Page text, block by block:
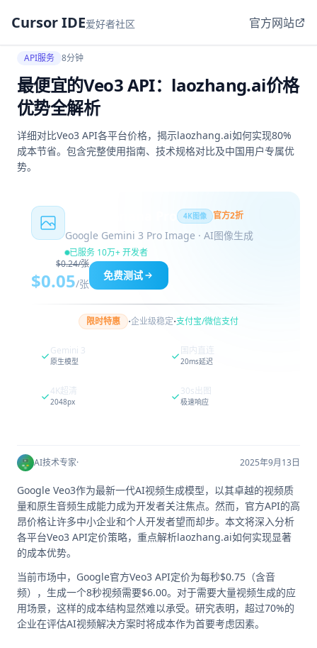
Cursor IDE爱好者社区 官方网站
API服务 8分钟
最便宜的Veo3 API：laozhang.ai价格
优势全解析
详细对比Veo3 API各平台价格，揭示laozhang.ai如何实现80%
成本节省。包含完整使用指南、技术规格对比及中国用户专属优
势。
4K图像 官方2折
Google Gemini 3 Pro Image · AI图像生成
已服务 10万+ 开发者
$0.24/张
$0.05/张
免费测试
限时特惠 ·企业级稳定·支付宝/微信支付
Gemini 3
原生模型
国内直连
20ms延迟
4K超清
2048px
30s出图
极速响应
AI技术专家· 2025年9月13日
Google Veo3作为最新一代AI视频生成模型，以其卓越的视频质
量和原生音频生成能力成为开发者关注焦点。然而，官方API的高
昂价格让许多中小企业和个人开发者望而却步。本文将深入分析
各平台Veo3 API定价策略，重点解析laozhang.ai如何实现显著
的成本优势。
当前市场中，Google官方Veo3 API定价为每秒$0.75（含音
频），生成一个8秒视频需要$6.00。对于需要大量视频生成的应
用场景，这样的成本结构显然难以承受。研究表明，超过70%的
企业在评估AI视频解决方案时将成本作为首要考虑因素。